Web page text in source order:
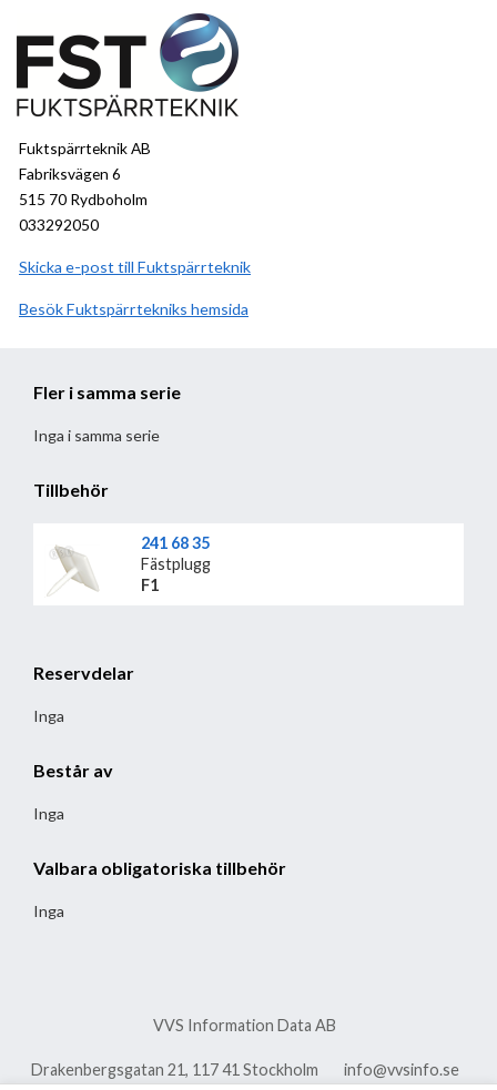
Fuktspärrteknik AB
Fabriksvägen 6
515 70 Rydboholm
033292050
Skicka e-post till Fuktspärrteknik
BesökFuktspärrteknik hemsida
Fler i samma serie
Inga i samma serie
Tillbehör
241 68 35
Fästplugg
F1
Reservdelar
Inga
Består av
Inga
Valbara obligatoriska tillbehör
Inga
VVS Information Data AB
Drakenbergsgatan 21, 117 41 Stockholm info@vvsinfo.se